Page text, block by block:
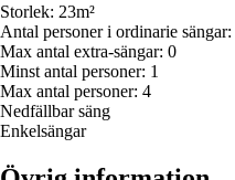
Storlek: 23m²
Antal personer i ordinarie sängar:
Max antal extra-sängar: 0
Minst antal personer: 1
Max antal personer: 4
Nedfällbar säng
Enkelsängar